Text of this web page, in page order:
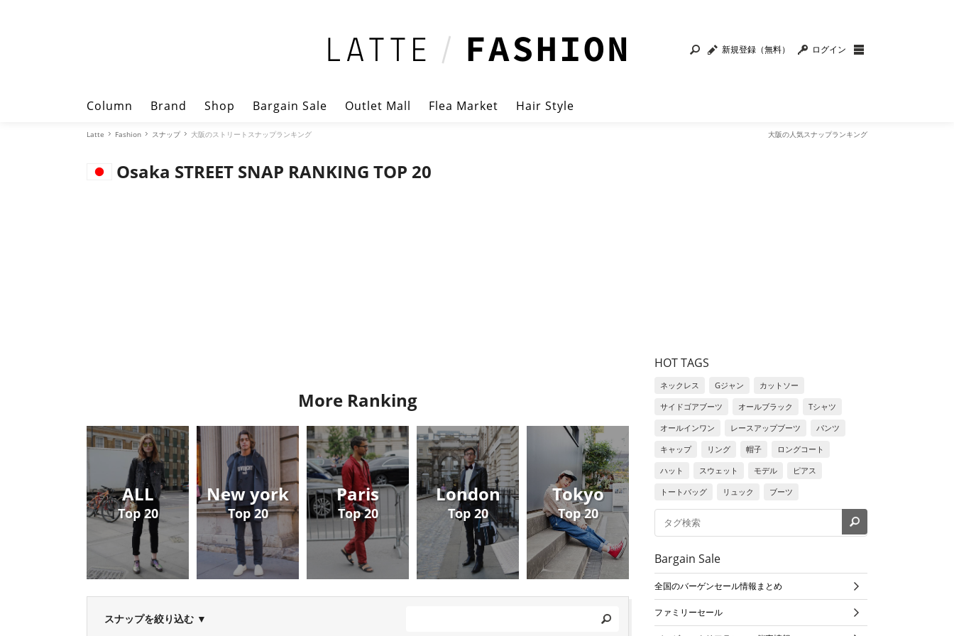
新規登録（無料） ログイン
Column Brand Shop Bargain Sale Outlet Mall Flea Market Hair Style
Latte Fashion スナップ 大阪のストリートスナップランキング 大阪の人気スナップランキング
Osaka STREET SNAP RANKING TOP 20
More Ranking
ALL
Top 20
New york
Top 20
Paris
Top 20
London
Top 20
Tokyo
Top 20
スナップを絞り込む ▼
HOT TAGS
ネックレス Gジャン
カットソー
サイドゴアブーツ
オールブラック
Tシャツ
オールインワン
レースアップブーツ
パンツ
キャップ
リング 帽子
ロングコート
ハット
スウェット モデル
ピアス
トートバッグ
リュック ブーツ
Bargain Sale
全国のバーゲンセール情報まとめ
ファミリーセール